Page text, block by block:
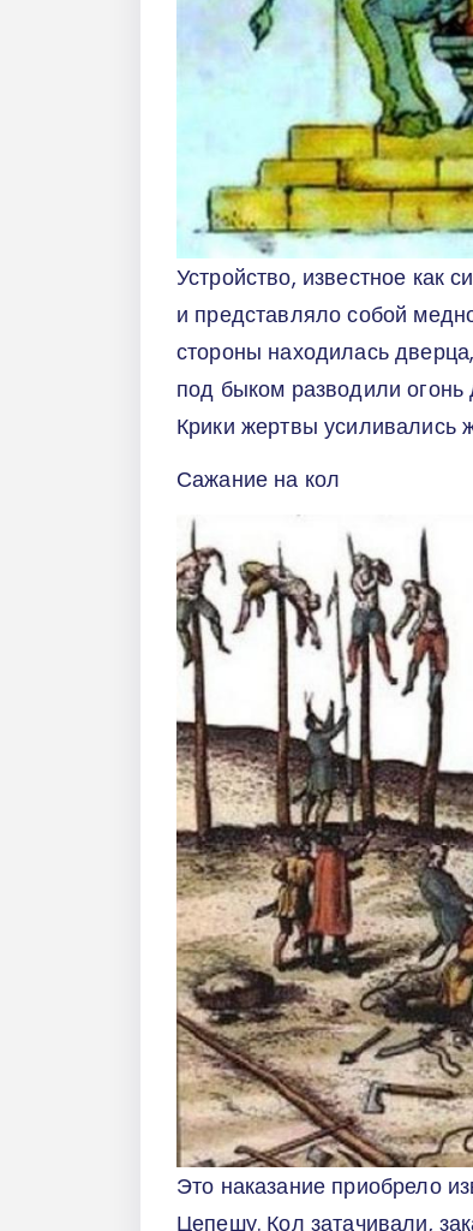
Устройство, известное как
и представляло собой
стороны находилась
под быком разводили огонь
Крики жертвы усиливались
Сажание на кол
Это наказание приобрело
Цепешу. Кол затачивали,